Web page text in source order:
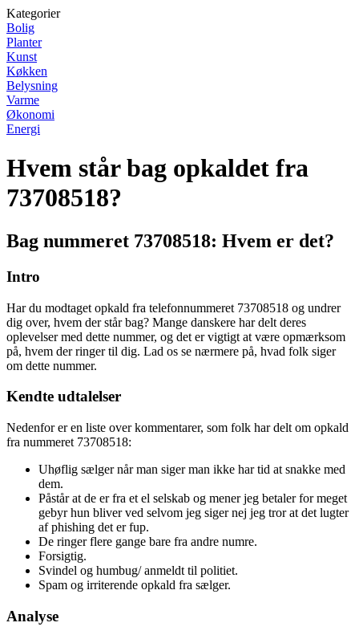
Kategorier
Bolig
Planter
Kunst
Køkken
Belysning
Varme
Økonomi
Energi
Hvem står bag opkaldet fra
73708518?
Bag nummeret 73708518: Hvem er det?
Intro
Har du modtaget opkald fra telefonnummeret 73708518 og undrer
dig over, hvem der står bag? Mange danskere har delt deres
oplevelser med dette nummer, og det er vigtigt at være opmærksom
på, hvem der ringer til dig. Lad os se nærmere på, hvad folk siger
om dette nummer.
Kendte udtalelser
Nedenfor er en liste over kommentarer, som folk har delt om opkald
fra nummeret 73708518:
Uhøflig sælger når man siger man ikke har tid at snakke med
dem.
Påstår at de er fra et el selskab og mener jeg betaler for meget
gebyr hun bliver ved selvom jeg siger nej jeg tror at det lugter
af phishing det er fup.
De ringer flere gange bare fra andre numre.
Forsigtig.
Svindel og humbug/ anmeldt til politiet.
Spam og irriterende opkald fra sælger.
Analyse